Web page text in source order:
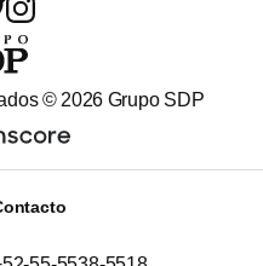
© 2026 Grupo SDP